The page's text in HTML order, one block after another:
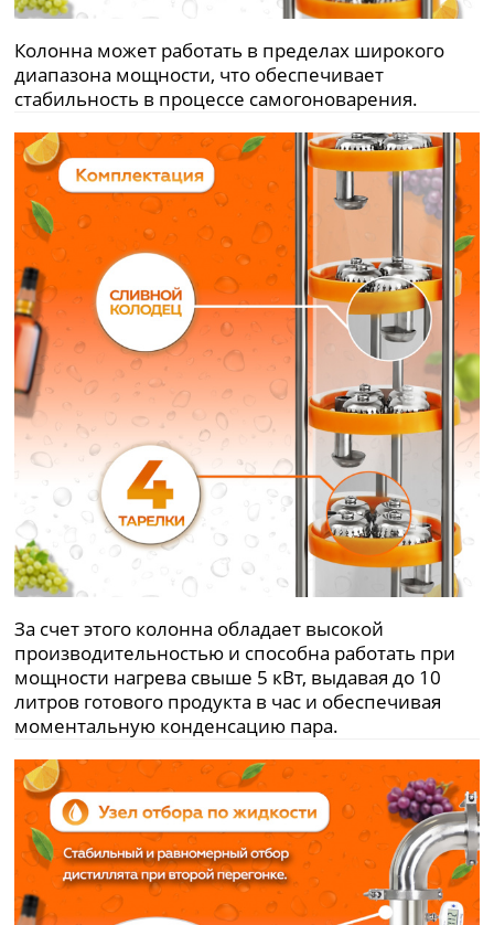
Колонна может работать в пределах широкого
диапазона мощности, что обеспечивает
стабильность в процессе самогоноварения.
За счет этого колонна обладает высокой
производительностью и способна работать при
мощности нагрева свыше 5 кВт, выдавая до 10
литров готового продукта в час и обеспечивая
моментальную конденсацию пара.